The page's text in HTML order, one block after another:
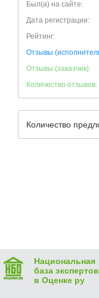
Был(а) на сайте:
Дата регистрации:
Рейтинг:
Отзывы
Отзывы (заказчик):
Количество отзывов:
Количество
Национальная
база экспертов
в Оценке ру